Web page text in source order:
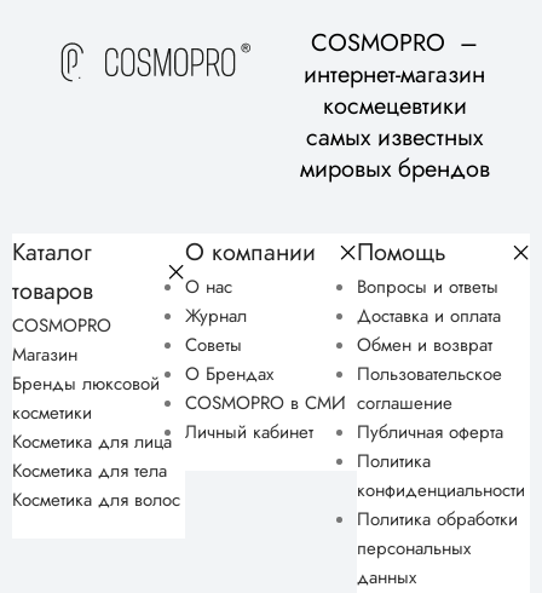
консультации.
COSMOPRO –
интернет-магазин
космецевтики
самых известных
мировых брендов
Каталог
товаров
COSMOPRO
Магазин
Бренды люксовой
косметики
Косметика для лица
Косметика для тела
Косметика для волос
О компании
О нас
Журнал
Советы
О Брендах
COSMOPRO в СМИ
Личный кабинет
Помощь
Вопросы и ответы
Доставка и оплата
Обмен и возврат
Пользовательское
соглашение
Публичная оферта
Политика
конфиденциальности
Политика обработки
персональных
данных